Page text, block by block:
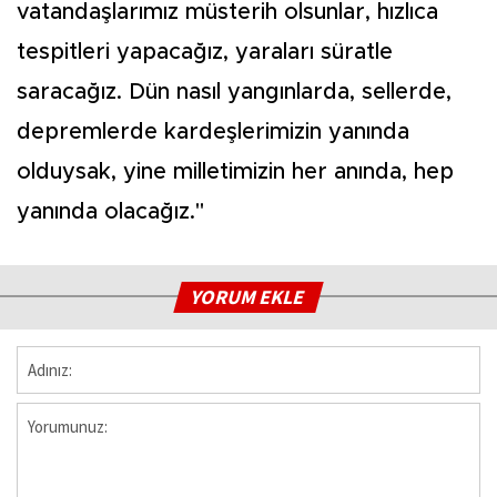
vatandaşlarımız müsterih olsunlar, hızlıca
tespitleri yapacağız, yaraları süratle
saracağız. Dün nasıl yangınlarda, sellerde,
depremlerde kardeşlerimizin yanında
olduysak, yine milletimizin her anında, hep
yanında olacağız."
YORUM EKLE